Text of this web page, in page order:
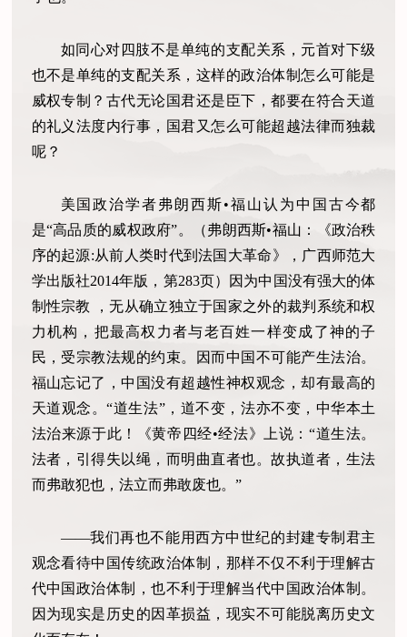
如同心对四肢不是单纯的支配关系，元首对下级
也不是单纯的支配关系，这样的政治体制怎么可能是
威权专制？古代无论国君还是臣下，都要在符合天道
的礼义法度内行事，国君又怎么可能超越法律而独裁
呢？
美国政治学者弗朗西斯•福山认为中国古今都
是“高品质的威权政府”。（弗朗西斯•福山：《政治秩
序的起源:从前人类时代到法国大革命》，广西师范大
学出版社2014年版，第283页）因为中国没有强大的体
制性宗教 ，无从确立独立于国家之外的裁判系统和权
力机构，把最高权力者与老百姓一样变成了神的子
民，受宗教法规的约束。因而中国不可能产生法治。
福山忘记了，中国没有超越性神权观念，却有最高的
天道观念。“道生法”，道不变，法亦不变，中华本土
法治来源于此！《黄帝四经•经法》上说：“道生法。
法者，引得失以绳，而明曲直者也。故执道者，生法
而弗敢犯也，法立而弗敢废也。”
——我们再也不能用西方中世纪的封建专制君主
观念看待中国传统政治体制，那样不仅不利于理解古
代中国政治体制，也不利于理解当代中国政治体制。
因为现实是历史的因革损益，现实不可能脱离历史文